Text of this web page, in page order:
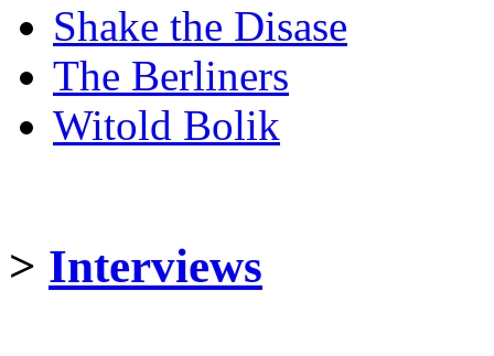
Shake the Disase
The Berliners
Witold Bolik
> Interviews